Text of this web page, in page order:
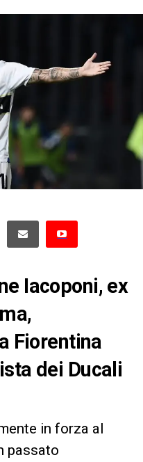
Iacoponi, ex
Fiorentina
dei Ducali
in forza al
passato